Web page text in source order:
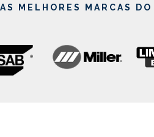
MELHORES MARCAS DO